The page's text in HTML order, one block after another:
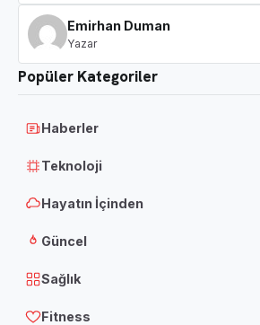
Emirhan Duman
Yazar
Popüler Kategoriler
Haberler
Teknoloji
Hayatın İçinden
Güncel
Sağlık
Fitness